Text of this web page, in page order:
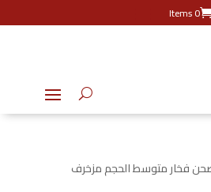
0 Items
فخار متوسط الحجم مزخرف